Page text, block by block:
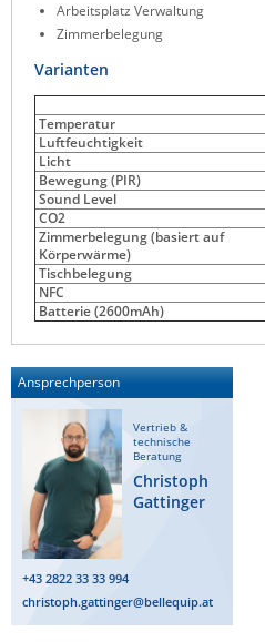
Arbeitsplatz Verwaltung
Zimmerbelegung
Varianten
Temperatur
Luftfeuchtigkeit
Licht
Bewegung (PIR)
Sound Level
CO2
Zimmerbelegung (basiert auf
Körperwärme)
Tischbelegung
NFC
Batterie (2600mAh)
Ansprechperson
Vertrieb &
technische
Beratung
Christoph
Gattinger
+43 2822 33 33 994
christoph.gattinger@bellequip.at